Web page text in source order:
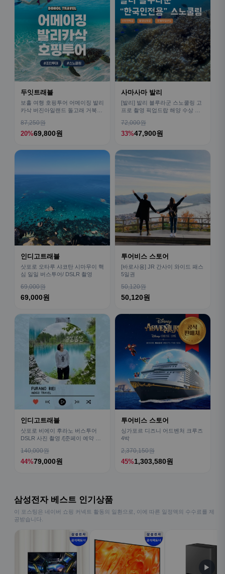
두잇트래블
보홀 여행 호핑투어 어메이징 발리
카삭 버진아일랜드 돌고래 거북이
87,250원
20%69,800원
사마사마 발리
[발리] 발리 블루라군 스노쿨링 고
프로 촬영 픽업드랍 해양 수상 액
72,000원
33%47,900원
인디고트래블
삿포로 오타루 샤코탄 시마무이 핵
심 일일 버스투어/ DSLR 촬영
69,000원
69,000원
투어비스 스토어
[바로사용] JR 간사이 와이드 패스
5일권
50,120원
50,120원
인디고트래블
삿포로 비에이 후라노 버스투어
DSLR 사진 촬영 /[준페이 예약 식
140,000원
44%79,000원
투어비스 스토어
싱가포르 디즈니 어드벤처 크루즈
4박
2,370,150원
45%1,303,580원
삼성전자 베스트 인기상품
이 포스팅은 네이버 쇼핑 커넥트 활동의 일환으로, 이에 따른 일정액의 수수료를 제
공받습니다.
▶